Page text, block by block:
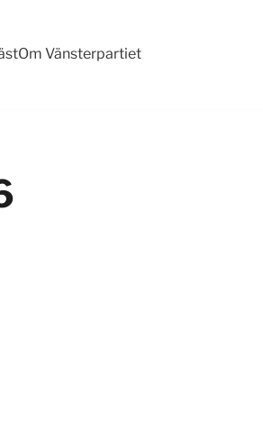
Om Vänsterpartiet